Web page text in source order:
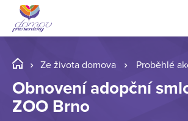
Ze života domova Proběhlé
Obnovení adopční
ZOO Brno